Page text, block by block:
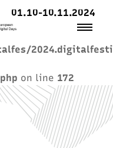
offset on value of
on line 172
01.10-10.11.2024